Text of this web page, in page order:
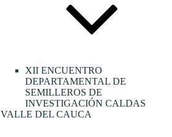
XII ENCUENTRO
DEPARTAMENTAL DE
SEMILLEROS DE
INVESTIGACIÓN CALDAS
VALLE DEL CAUCA